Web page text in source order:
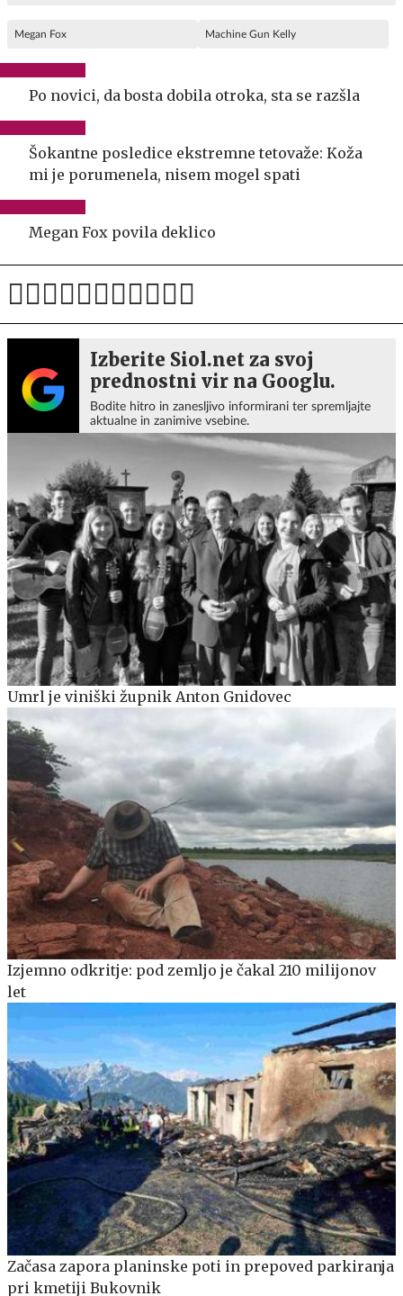
Megan Fox Machine Gun Kelly
Po novici, da bosta dobila otroka, sta se razšla
Šokantne posledice ekstremne tetovaže: Koža
mi je porumenela, nisem mogel spati
Megan Fox povila deklico
Izberite Siol.net za svoj
prednostni vir na Googlu.
Bodite hitro in zanesljivo informirani ter spremljajte
aktualne in zanimive vsebine.
Umrl je viniški župnik Anton Gnidovec
Izjemno odkritje: pod zemljo je čakal 210 milijonov
let
Začasa zapora planinske poti in prepoved parkiranja
pri kmetiji Bukovnik